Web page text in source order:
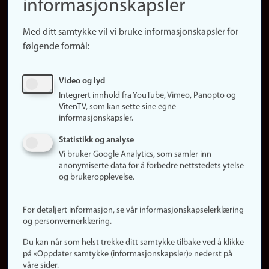
Presse
Finn studier
Ledige stillinger
Om nettstedet
Informasjonskapsler
Personvern
informasjonskapsler
Med ditt samtykke vil vi bruke informasjonskapsler for
følgende formål:
Video og lyd
Integrert innhold fra YouTube, Vimeo, Panopto og
VitenTV, som kan sette sine egne
informasjonskapsler.
Statistikk og analyse
Vi bruker Google Analytics, som samler inn
anonymiserte data for å forbedre nettstedets ytelse
og brukeropplevelse.
For detaljert informasjon, se vår informasjonskapselerklæring
og personvernerklæring.
Du kan når som helst trekke ditt samtykke tilbake ved å klikke
på «Oppdater samtykke (informasjonskapsler)» nederst på
våre sider.